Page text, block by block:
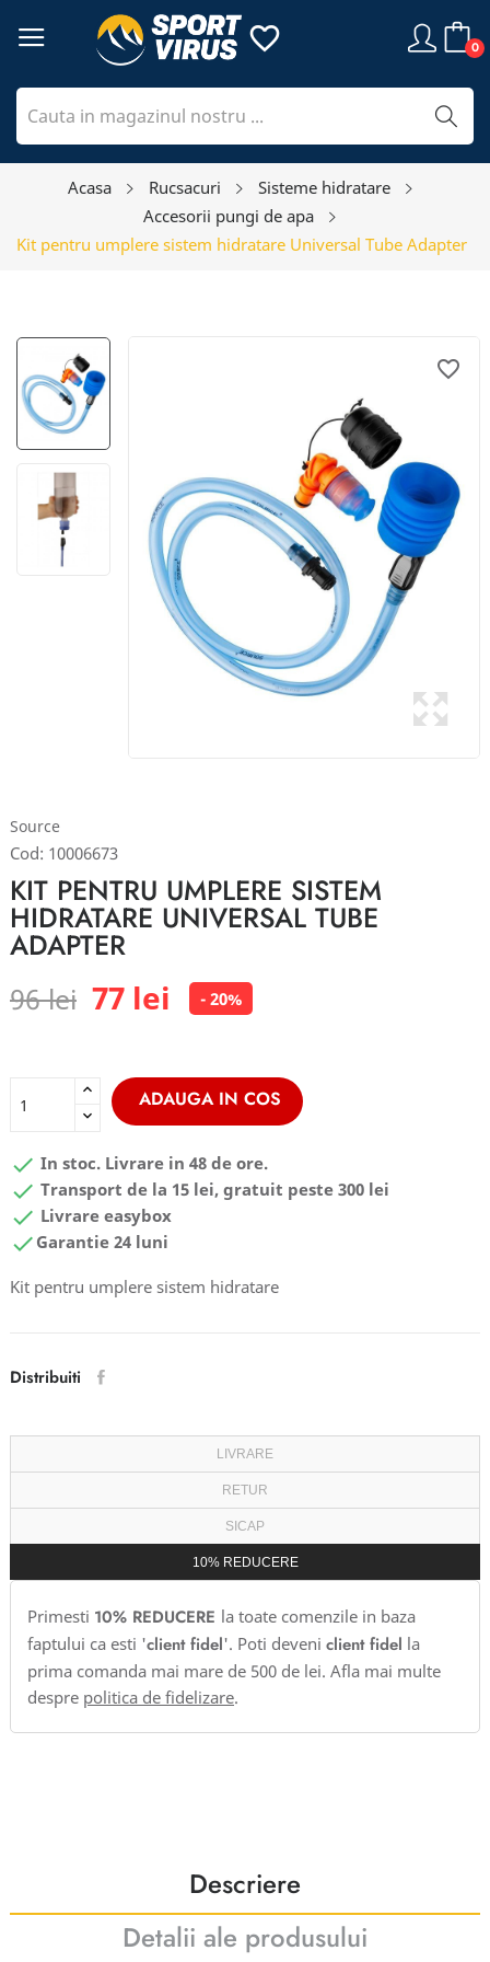
0
favorite_border
Acasa Rucsacuri
Sisteme hidratare
Accesorii pungi de apa
Kit pentru umplere sistem hidratare Universal Tube Adapter
favorite_border
Source
Cod: 10006673
KIT PENTRU UMPLERE SISTEM
HIDRATARE UNIVERSAL TUBE
ADAPTER
96 lei 77 lei - 20%
ADAUGA IN COS
 In stoc. Livrare in 48 de ore.
 Transport de la 15 lei, gratuit peste 300 lei
 Livrare easybox
 Garantie 24 luni
Kit pentru umplere sistem hidratare
Distribuiti
LIVRARE
RETUR
SICAP
10% REDUCERE
Primesti 10% REDUCERE la toate comenzile in baza
faptului ca esti 'client fidel'. Poti deveni client fidel la
prima comanda mai mare de 500 de lei. Afla mai multe
despre politica de fidelizare.
Descriere
Detalii ale produsului